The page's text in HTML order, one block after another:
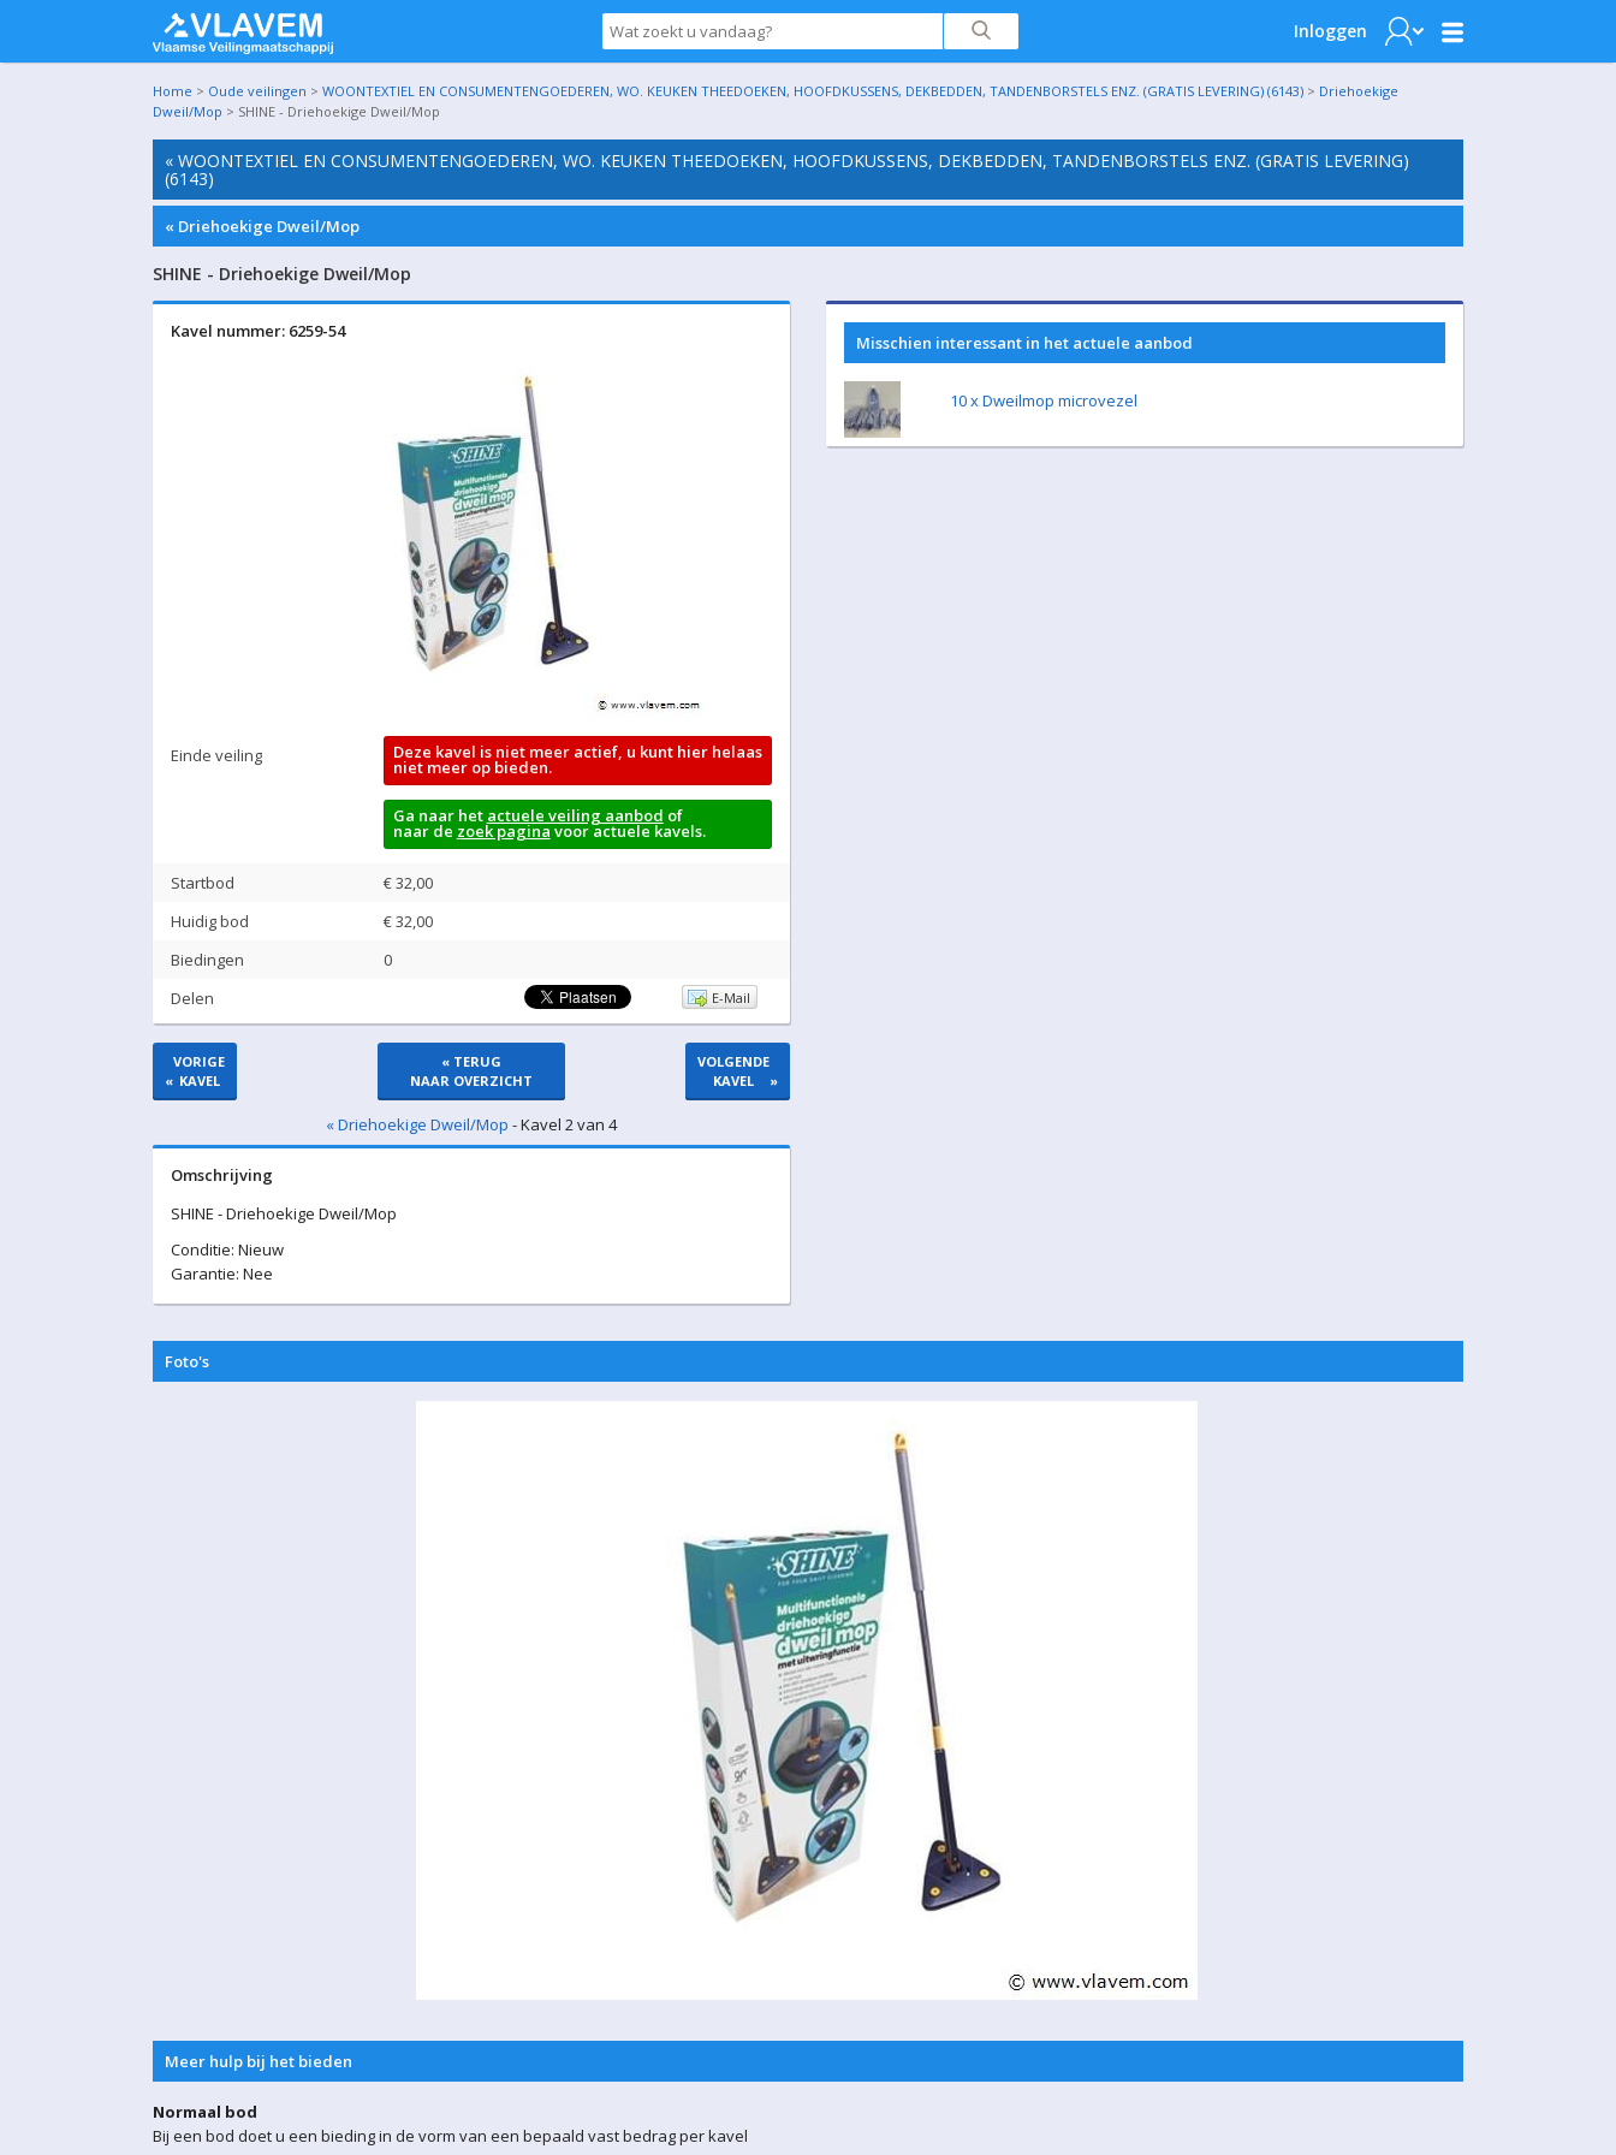
Inloggen
Home > Oude veilingen > WOONTEXTIEL EN CONSUMENTENGOEDEREN, WO. KEUKEN THEEDOEKEN, HOOFDKUSSENS, DEKBEDDEN, TANDENBORSTELS ENZ. (GRATIS LEVERING) (6143) > Driehoekige
Dweil/Mop > SHINE - Driehoekige Dweil/Mop
« WOONTEXTIEL EN CONSUMENTENGOEDEREN, WO. KEUKEN THEEDOEKEN, HOOFDKUSSENS, DEKBEDDEN, TANDENBORSTELS ENZ. (GRATIS LEVERING)
(6143)
« Driehoekige Dweil/Mop
SHINE - Driehoekige Dweil/Mop
Kavel nummer: 6259-54
Einde veiling Deze kavel is niet meer actief, u kunt hier helaas
niet meer op bieden.
Ga naar het actuele veiling aanbod of
naar de zoek paginavoor actuele kavels.
Startbod
€ 32,00
Huidig bod
€32,00
Biedingen
0
Delen
E-Mail
«
VORIGE
KAVEL
« TERUG
NAAR OVERZICHT
VOLGENDE
KAVEL
»
« Driehoekige Dweil/Mop - Kavel 2 van 4
Omschrijving
SHINE - Driehoekige Dweil/Mop
Conditie: Nieuw
Garantie: Nee
Misschien interessant in het actuele aanbod
10 x Dweilmop microvezel
Foto's
Meer hulp bij het bieden
Normaal bod
Bij een bod doet u een bieding in de vorm van een bepaald vast bedrag per kavel